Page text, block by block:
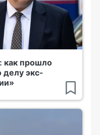
как прошло
делу экс-